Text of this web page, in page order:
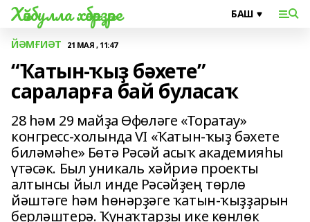
Хәйбулла хәбәрҙәре
ЙӘМҒИӘТ 21 МАЯ , 11:47
“Ҡатын-ҡыҙ бәхете”
сараларға бай буласаҡ
28 һәм 29 майҙа Өфөләге «Торатау»
конгресс-холында VI «Ҡатын-ҡыҙ бәхете
биләмәһе» Бөтә Рәсәй асыҡ академияһы
үтәсәк. Был уникаль хәйриә проекты
алтынсы йыл инде Рәсәйҙең төрлө
йәштәге һәм һөнәрҙәге ҡатын-ҡыҙҙарын
берләштерә. Ҡунаҡтарҙы ике көнлөк